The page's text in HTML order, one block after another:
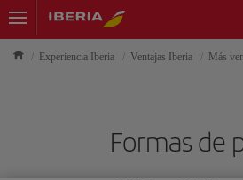
Experiencia Iberia Ventajas Iberia Más
Formas de